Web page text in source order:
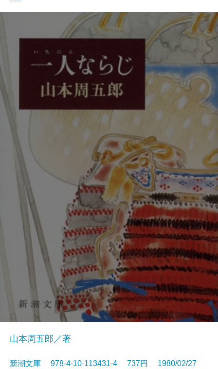
山本周五郎／著
新潮文庫 978-4-10-113431-4 737円 1980/02/27